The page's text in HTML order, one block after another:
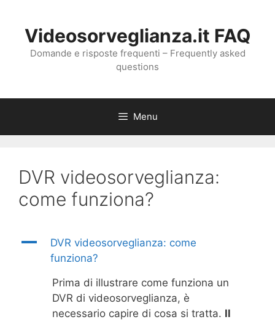
contenutoVideosorveglianza.it FAQ
Domande e risposte frequenti – Frequently asked
questions
Menu
DVR videosorveglianza:
come funziona?
A
DVR videosorveglianza: come
funziona?
Prima di illustrare come funziona un
DVR di videosorveglianza, è
necessario capire di cosa si tratta. Il